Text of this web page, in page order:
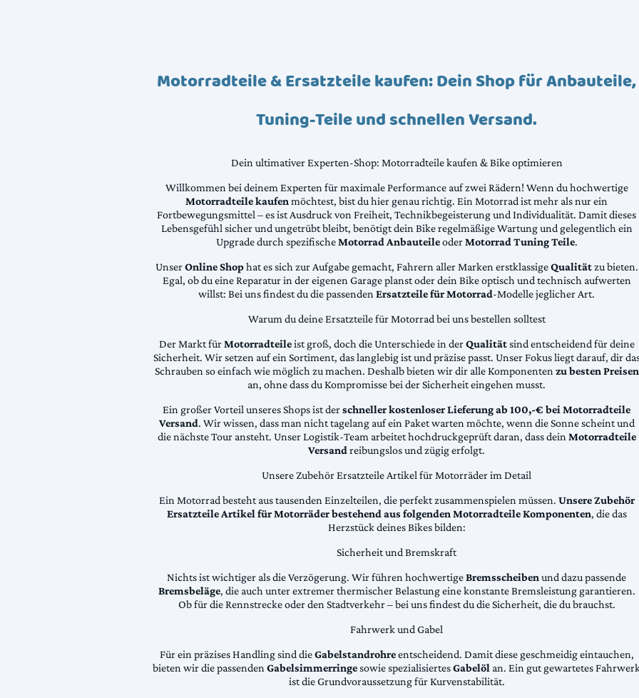
Motorradteile & Ersatzteile kaufen: Dein Shop für Anbauteile,
Tuning-Teile und schnellen Versand.
Dein ultimativer Experten-Shop: Motorradteile kaufen & Bike optimieren
Willkommen bei deinem Experten für maximale Performance auf zwei Rädern! Wenn du hochwertige
Motorradteile kaufenmöchtest, bist du hier genau richtig. Ein Motorrad ist mehr als nur ein
Fortbewegungsmittel – es ist Ausdruck von Freiheit, Technikbegeisterung und Individualität. Damit dieses
Lebensgefühl sicher und ungetrübt bleibt, benötigt dein Bike regelmäßige Wartung und gelegentlich ein
Upgrade durch spezifischeMotorrad AnbauteileoderMotorrad Tuning Teile.
UnserOnline Shophat es sich zur Aufgabe gemacht, Fahrern aller Marken erstklassigeQualitätzu bieten.
Egal, ob du eine Reparatur in der eigenen Garage planst oder dein Bike optisch und technisch aufwerten
willst: Bei uns findest du die passendenErsatzteile für Motorrad-Modelle jeglicher Art.
Warum du deine Ersatzteile für Motorrad bei uns bestellen solltest
Der Markt fürMotorradteileist groß, doch die Unterschiede in derQualitätsind entscheidend für deine
Sicherheit. Wir setzen auf ein Sortiment, das langlebig ist und präzise passt. Unser Fokus liegt darauf, dir
Schrauben so einfach wie möglich zu machen. Deshalb bieten wir dir alle Komponentenzu besten Preisen
an, ohne dass du Kompromisse bei der Sicherheit eingehen musst.
Ein großer Vorteil unseres Shops ist derschneller kostenloser Lieferung ab 100,-€ bei Motorradteile
Versand. Wir wissen, dass man nicht tagelang auf ein Paket warten möchte, wenn die Sonne scheint und
die nächste Tour ansteht. Unser Logistik-Team arbeitet hochdruckgeprüft daran, dass deinMotorradteile
Versandreibungslos und zügig erfolgt.
Unsere Zubehör Ersatzteile Artikel für Motorräder im Detail
Ein Motorrad besteht aus tausenden Einzelteilen, die perfekt zusammenspielen müssen. Unsere Zubehör
Ersatzteile Artikel für Motorräder bestehend aus folgenden Motorradteile Komponenten, die das
Herzstück deines Bikes bilden:
Sicherheit und Bremskraft
Nichts ist wichtiger als die Verzögerung. Wir führen hochwertigeBremsscheibenund dazu passende
Bremsbeläge, die auch unter extremer thermischer Belastung eine konstante Bremsleistung garantieren.
Ob für die Rennstrecke oder den Stadtverkehr – bei uns findest du die Sicherheit, die du brauchst.
Fahrwerk und Gabel
Für ein präzises Handling sind dieGabelstandrohreentscheidend. Damit diese geschmeidig eintauchen,
bieten wir die passendenGabelsimmerringesowie spezialisiertesGabelöl an. Ein gut gewartetes
ist die Grundvoraussetzung für Kurvenstabilität.